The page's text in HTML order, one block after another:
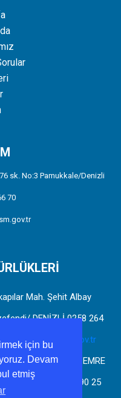
için bu
Devam
etmiş
sk. No:3 Pamukkale/Denizli
70
Mah. Şehit Albay
DENİZLİ 0258 264
denizliism.saglik.gov.tr
Müdürlüğü YUNUS EMRE
DENİZLİ 0258 212 90 25